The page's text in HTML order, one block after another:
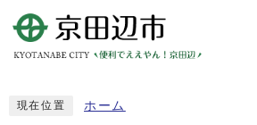
現在位置 ホーム